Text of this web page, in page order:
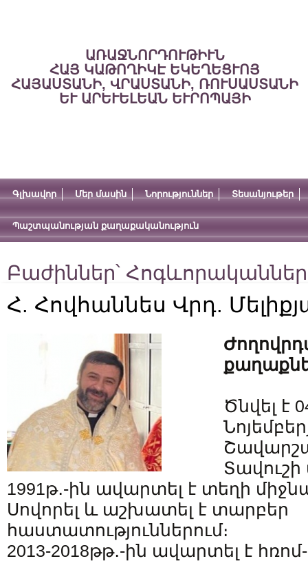
ԱՌԱՋՆՈՐԴՈՒԹԻՒՆ
ՀԱՅ ԿԱԹՈՂԻԿԷ ԵԿԵՂԵՑՒՈՅ
ՀԱՅԱՍՏԱՆԻ, ՎՐԱՍՏԱՆԻ, ՌՈՒՍԱՍՏԱՆԻ
ԵՒ ԱՐԵՒԵԼԵԱՆ ԵՒՐՈՊԱՅԻ
Գլխավոր Մեր մասին Նորություններ Տեսանյութեր
Պաշտպանության քաղաքականություն
Բաժիններ՝ Հոգևորականներ
Հ. Հովհաննես Վրդ.
Ծնվել է
Տավուշի
1991թ․-ին ավարտել է տեղի
Սովորել և աշխատել է տարբեր
հաստատություններում։
2013-2018թթ․-ին ավարտել է